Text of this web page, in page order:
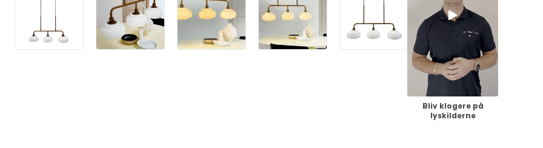
Bliv klogere på
lyskilderne